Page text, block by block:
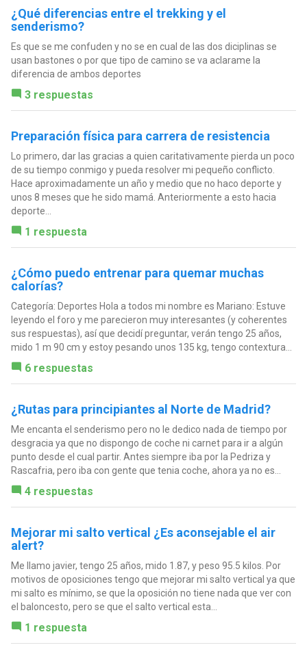
¿Qué diferencias entre el trekking y el
senderismo?
Es que se me confuden y no se en cual de las dos diciplinas se
usan bastones o por que tipo de camino se va aclarame la
diferencia de ambos deportes
3 respuestas
Preparación física para carrera de resistencia
Lo primero, dar las gracias a quien caritativamente pierda un poco
de su tiempo conmigo y pueda resolver mi pequeño conflicto.
Hace aproximadamente un año y medio que no haco deporte y
unos 8 meses que he sido mamá. Anteriormente a esto hacia
deporte...
1 respuesta
¿Cómo puedo entrenar para quemar muchas
calorías?
Categoría: Deportes Hola a todos mi nombre es Mariano: Estuve
leyendo el foro y me parecieron muy interesantes (y coherentes
sus respuestas), así que decidí preguntar, verán tengo 25 años,
mido 1 m 90 cm y estoy pesando unos 135 kg, tengo contextura...
6 respuestas
¿Rutas para principiantes al Norte de Madrid?
Me encanta el senderismo pero no le dedico nada de tiempo por
desgracia ya que no dispongo de coche ni carnet para ir a algún
punto desde el cual partir. Antes siempre iba por la Pedriza y
Rascafria, pero iba con gente que tenia coche, ahora ya no es...
4 respuestas
Mejorar mi salto vertical ¿Es aconsejable el air
alert?
Me llamo javier, tengo 25 años, mido 1.87, y peso 95.5 kilos. Por
motivos de oposiciones tengo que mejorar mi salto vertical ya que
mi salto es mínimo, se que la oposición no tiene nada que ver con
el baloncesto, pero se que el salto vertical esta...
1 respuesta